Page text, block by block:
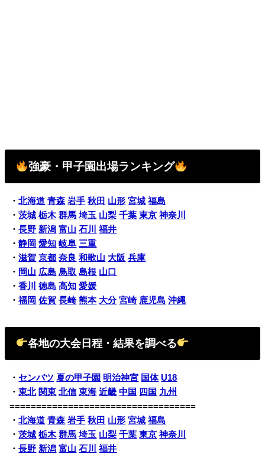
強豪・甲子園出場ランキング
・北海道 青森 岩手 秋田 山形 宮城 福島
・茨城 栃木 群馬 埼玉 山梨 千葉 東京 神奈川
・長野 新潟 富山 石川
福井
・静岡 愛知 岐阜 三重
・滋賀 京都 奈良 和歌山 大阪 兵庫
・ 岡山 広島 鳥取 島根 山口
・香川 徳島 高知 愛媛
・福岡 佐賀 長崎 熊本 大分 宮崎 鹿児島 沖縄
各地の大会日程・結果を調べる
・ センバツ 夏の甲子園 明治神宮 国体 U18
・東北 関東 北信 東海 近畿 中国 四国 九州
===================================
・北海道 青森 岩手 秋田 山形 宮城 福島
・茨城 栃木 群馬 埼玉 山梨 千葉 東京 神奈川
・長野 新潟 富山 石川
福井